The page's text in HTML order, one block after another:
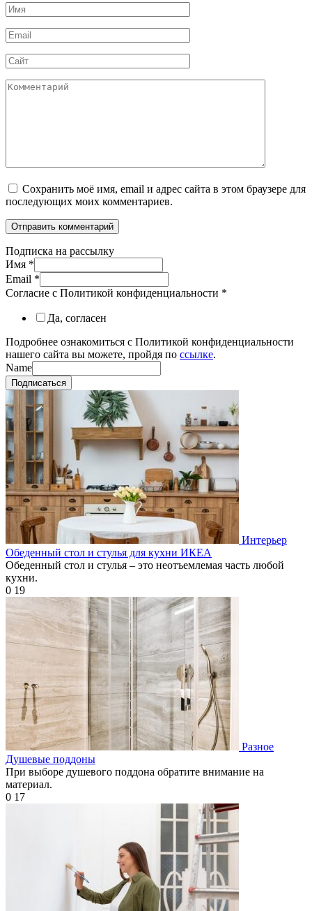
Имя
*
Email
*
Сайт
Комментарий
Сохранить моё имя, email и адрес сайта в этом браузере для
последующих моих комментариев.
Подписка на рассылку
Имя *
Email *
Согласие с Политикой конфиденциальности *
Да, согласен
Подробнее ознакомиться с Политикой конфиденциальности
нашего сайта вы можете, пройдя по ссылке.
Name
Подписаться
Интерьер
Обеденный стол и стулья для кухни ИКЕА
Обеденный стол и стулья – это неотъемлемая часть любой
кухни.
0 19
Разное
Душевые поддоны
При выборе душевого поддона обратите внимание на
материал.
0 17